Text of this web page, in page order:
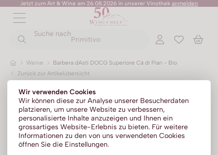
Wir verwenden Cookies
Wir können diese zur Analyse unserer Besucherdaten
platzieren, um unsere Website zu verbessern,
personalisierte Inhalte anzuzeigen und Ihnen ein
grossartiges Website-Erlebnis zu bieten. Für weitere
Informationen zu den von uns verwendeten Cookies
öffnen Sie die Einstellungen.
Jetzt zum Art & Wine am 26.08.2026 in unserer Vinothek anmelden
Suche nach
Primitivo
Weine
Barbera dAsti DOCG Superiore Cà di Pian - Bio
Zurück zur Artikelübersicht
ZURÜCK
Champagner
Prosecco
Franciacorta
Sparkling
Méthode traditionelle
ZURÜCK
Portwein
Absinth
Aperitif | Bitter
Calvados
Cognac | Armagnac
ZURÜCK
No Alc - Sparkling
No Alc - Stillwein
No Alc - Aperitif
No Alc - RTD Mixgetränke
Low Alc - Sparkling
ZURÜCK
Sommer-Sale
ZURÜCK
Senza Parole
Kylie Minogue Wines
Elton John Zero
AZZERIO
Tosone